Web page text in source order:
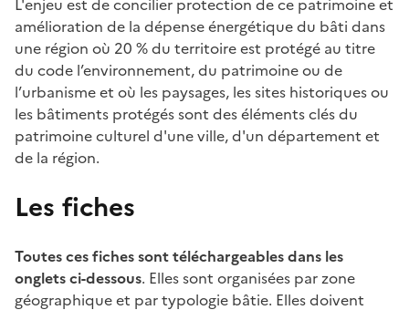
amélioration de la dépense énergétique du bâti dans
une région où 20 % du territoire est protégé au titre
du code l’environnement, du patrimoine ou de
l’urbanisme et où les paysages, les sites historiques ou
les bâtiments protégés sont des éléments clés du
patrimoine culturel d'une ville, d'un département et
de la région.
Les fiches
Toutes ces fiches sont téléchargeables dans les
onglets ci-dessous. Elles sont organisées par zone
géographique et par typologie bâtie. Elles doivent